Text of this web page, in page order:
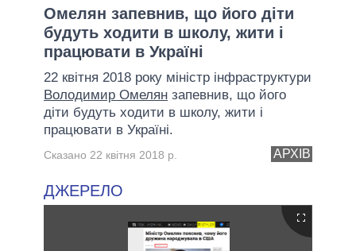
ДАЙДЖЕСТИ
ВЕРХОВНА РАДА
КАБІНЕТ МІНІСТРІВ
ГОЛОВИ ОБЛАДМІНІСТРАЦІЙ
МЕРИ МІСТ
ВСІ ПЕРСОНИ
ПІДТРИМАТИ
Омелян запевнив, що його діти
будуть ходити в школу, жити і
працювати в Україні
22 квітня 2018 року міністр інфраструктури
Володимир Омелян запевнив, що його
діти будуть ходити в школу, жити і
працювати в Україні.
АРХІВ
Сказано 22 квітня 2018 р.
ДЖЕРЕЛО